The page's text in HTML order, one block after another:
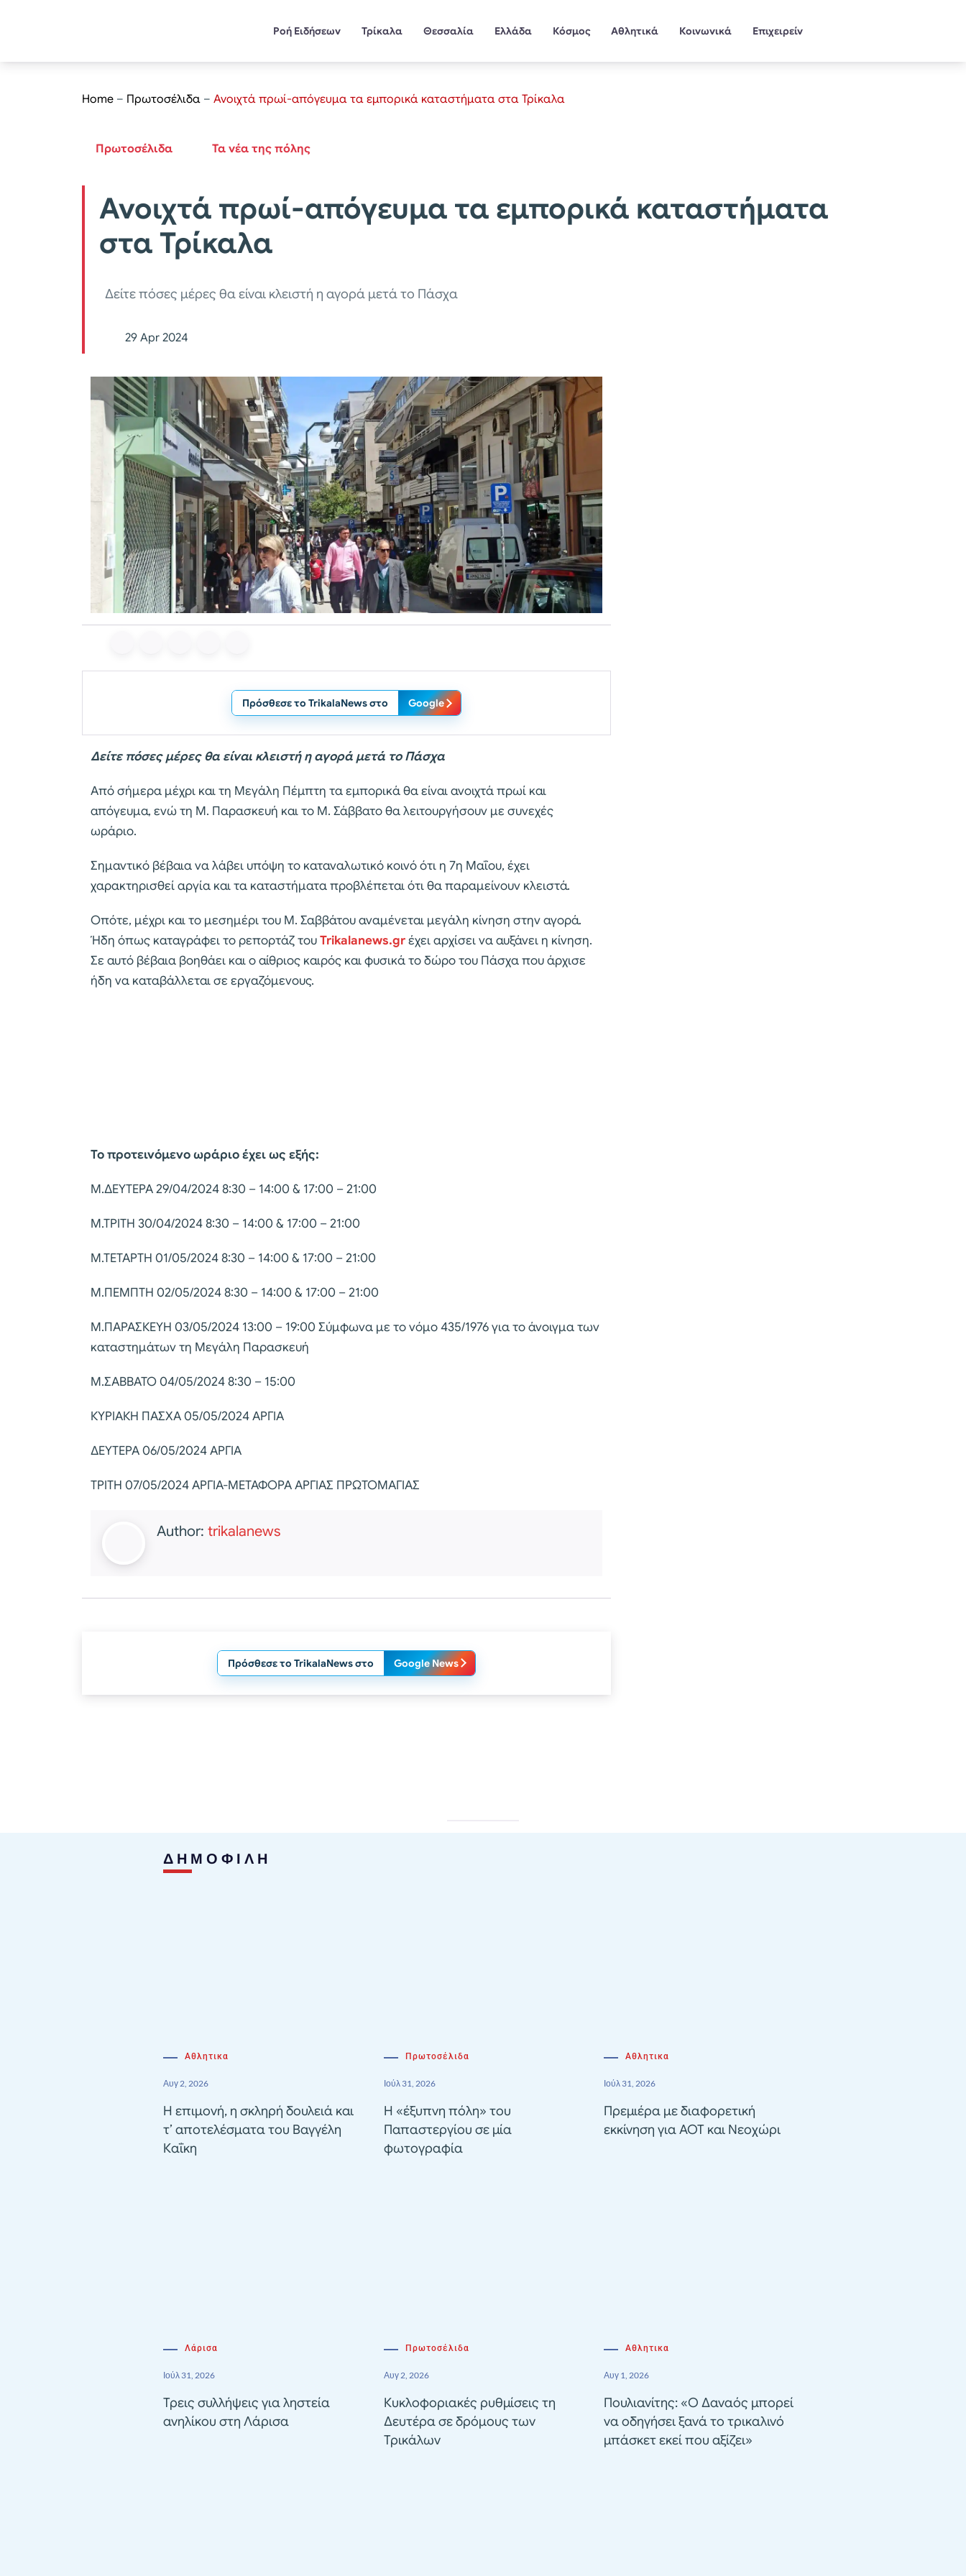
Ροή Ειδήσεων Τρίκαλα Θεσσαλία Ελλάδα Κόσμος Αθλητικά Κοινωνικά Επιχειρείν
Home – Πρωτοσέλιδα – Ανοιχτά πρωί-απόγευμα τα εμπορικά καταστήματα στα Τρίκαλα
Πρωτοσέλιδα Τα νέα της πόλης
Ανοιχτά πρωί-απόγευμα τα εμπορικά καταστήματα
στα Τρίκαλα
Δείτε πόσες μέρες θα είναι κλειστή η αγορά μετά το Πάσχα
29 Apr 2024
Πρόσθεσε το TrikalaNews στο Google
Δείτε πόσες μέρες θα είναι κλειστή η αγορά μετά το Πάσχα
Από σήμερα μέχρι και τη Μεγάλη Πέμπτη τα εμπορικά θα είναι ανοιχτά πρωί και
απόγευμα, ενώ τη Μ. Παρασκευή και το Μ. Σάββατο θα λειτουργήσουν με συνεχές
ωράριο.
Σημαντικό βέβαια να λάβει υπόψη το καταναλωτικό κοινό ότι η 7η Μαΐου, έχει
χαρακτηρισθεί αργία και τα καταστήματα προβλέπεται ότι θα παραμείνουν κλειστά.
Οπότε, μέχρι και το μεσημέρι του Μ. Σαββάτου αναμένεται μεγάλη κίνηση στην αγορά.
Ήδη όπως καταγράφει το ρεπορτάζ τουTrikalanews.grέχει αρχίσει να αυξάνει η κίνηση.
Σε αυτό βέβαια βοηθάει και ο αίθριος καιρός και φυσικά το δώρο του Πάσχα που άρχισε
ήδη να καταβάλλεται σε εργαζόμενους.
Το προτεινόμενο ωράριο έχει ως εξής:
Μ.ΔΕΥΤΕΡΑ 29/04/2024 8:30 – 14:00 & 17:00 – 21:00
Μ.ΤΡΙΤΗ 30/04/2024 8:30 – 14:00 & 17:00 – 21:00
Μ.ΤΕΤΑΡΤΗ 01/05/2024 8:30 – 14:00 & 17:00 – 21:00
Μ.ΠΕΜΠΤΗ 02/05/2024 8:30 – 14:00 & 17:00 – 21:00
Μ.ΠΑΡΑΣΚΕΥΗ 03/05/2024 13:00 – 19:00 Σύμφωνα με το νόμο 435/1976 για το άνοιγμα των
καταστημάτων τη Μεγάλη Παρασκευή
Μ.ΣΑΒΒΑΤΟ 04/05/2024 8:30 – 15:00
ΚΥΡΙΑΚΗ ΠΑΣΧΑ 05/05/2024 ΑΡΓΙΑ
ΔΕΥΤΕΡΑ 06/05/2024 ΑΡΓΙΑ
ΤΡΙΤΗ 07/05/2024 ΑΡΓΙΑ-ΜΕΤΑΦΟΡΑ ΑΡΓΙΑΣ ΠΡΩΤΟΜΑΓΙΑΣ
Author: trikalanews
Πρόσθεσε το TrikalaNews στο Google News
ΔΗΜΟΦΙΛΗ
Αθλητικα
Αυγ 2, 2026
Η επιμονή, η σκληρή δουλειά και
τ’ αποτελέσματα του Βαγγέλη
Καΐκη
Πρωτοσέλιδα
Ιούλ 31, 2026
Η «έξυπνη πόλη» του
Παπαστεργίου σε μία
φωτογραφία
Αθλητικα
Ιούλ 31, 2026
Πρεμιέρα με διαφορετική
εκκίνηση για ΑΟΤ και Νεοχώρι
Λάρισα
Ιούλ 31, 2026
Τρεις συλλήψεις για ληστεία
ανηλίκου στη Λάρισα
Πρωτοσέλιδα
Αυγ 2, 2026
Κυκλοφοριακές ρυθμίσεις τη
Δευτέρα σε δρόμους των
Τρικάλων
Αθλητικα
Αυγ 1, 2026
Πουλιανίτης: «Ο Δαναός μπορεί
να οδηγήσει ξανά το τρικαλινό
μπάσκετ εκεί που αξίζει»